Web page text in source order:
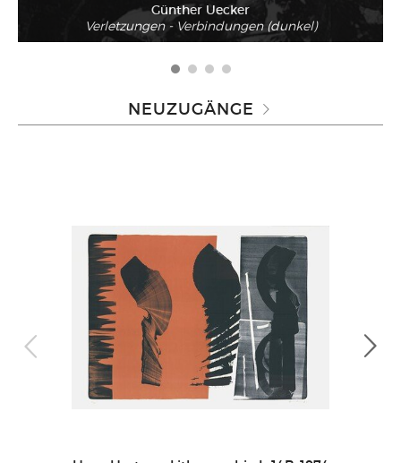
Günther Uecker
Verletzungen - Verbindungen (dunkel)
NEUZUGÄNGE